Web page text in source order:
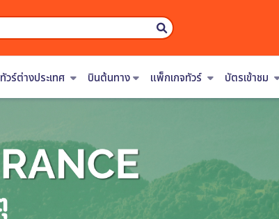
ทัวร์ต่างประเทศ บินต้นทาง แพ็กเกจทัวร์ บัตรเข้าชม